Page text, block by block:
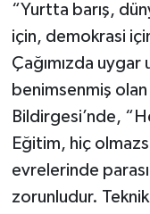
“Yurtta barış,
için, demokrasi
Çağımızda uygar
benimsenmiş olan
Bildirgesi’nde,
Eğitim, hiç
evrelerinde
zorunludur.